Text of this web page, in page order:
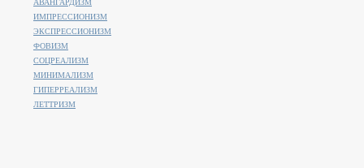
АВАНГАРДИЗМ
ИМПРЕССИОНИЗМ
ЭКСПРЕССИОНИЗМ
ФОВИЗМ
СОЦРЕАЛИЗМ
МИНИМАЛИЗМ
ГИПЕРРЕАЛИЗМ
ЛЕТТРИЗМ